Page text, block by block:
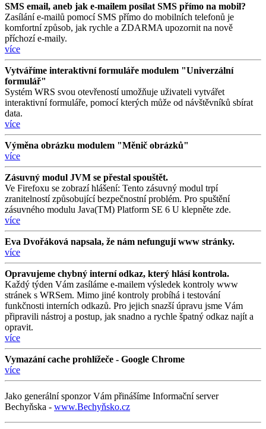
SMS email, aneb jak e-mailem posílat SMS přímo na mobil?
Zasílání e-mailů pomocí SMS přímo do mobilních telefonů je
komfortní způsob, jak rychle a ZDARMA upozornit na nově
příchozí e-maily.
více
Vytváříme interaktivní formuláře modulem "Univerzální
formulář"
Systém WRS svou otevřeností umožňuje uživateli vytvářet
interaktivní formuláře, pomocí kterých může od návštěvníků sbírat
data.
více
Výměna obrázku modulem "Měnič obrázků"
více
Zásuvný modul JVM se přestal spouštět.
Ve Firefoxu se zobrazí hlášení: Tento zásuvný modul trpí
zranitelností způsobující bezpečnostní problém. Pro spuštění
zásuvného modulu Java(TM) Platform SE 6 U klepněte zde.
více
Eva Dvořáková napsala, že nám nefungují www stránky.
více
Opravujeme chybný interní odkaz, který hlásí kontrola.
Každý týden Vám zasíláme e-mailem výsledek kontroly www
stránek s WRSem. Mimo jiné kontroly probíhá i testování
funkčnosti interních odkazů. Pro jejich snazší úpravu jsme Vám
připravili nástroj a postup, jak snadno a rychle špatný odkaz najít a
opravit.
více
Vymazání cache prohlížeče - Google Chrome
více
Jako generální sponzor Vám přinášíme Informační server
Bechyňska - www.Bechyňsko.cz